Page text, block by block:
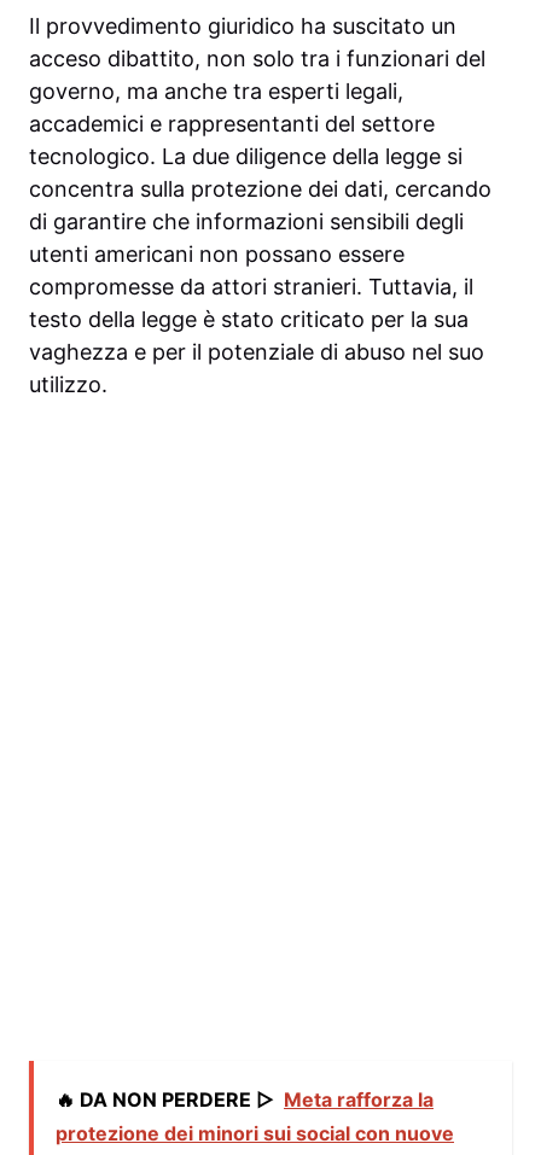
Il provvedimento giuridico ha suscitato un
acceso dibattito, non solo tra i funzionari del
governo, ma anche tra esperti legali,
accademici e rappresentanti del settore
tecnologico. La due diligence della legge si
concentra sulla protezione dei dati, cercando
di garantire che informazioni sensibili degli
utenti americani non possano essere
compromesse da attori stranieri. Tuttavia, il
testo della legge è stato criticato per la sua
vaghezza e per il potenziale di abuso nel suo
utilizzo.
🔥 DA NON PERDERE ▷ Meta rafforza la
protezione dei minori sui social con nuove